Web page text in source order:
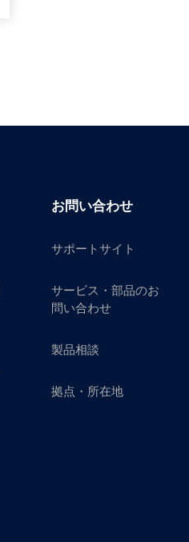
お問い合わせ
サポートサイト
サービス・部品のお
問い合わせ
製品相談
拠点・所在地